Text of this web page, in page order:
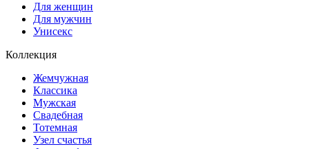
Для женщин
Для мужчин
Унисекс
Коллекция
Жемчужная
Классика
Мужская
Свадебная
Тотемная
Узел счастья